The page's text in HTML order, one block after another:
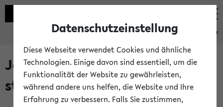
eKVV
Jetzt und in Kürze
stattfindende Veranstaltungen
Datenschutzeinstellung
Diese Webseite verwendet Cookies und ähnliche
Technologien. Einige davon sind essentiell, um die
Funktionalität der Website zu gewährleisten,
während andere uns helfen, die Website und Ihre
Erfahrung zu verbessern. Falls Sie zustimmen,